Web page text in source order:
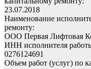
23.07.2018
Наименование
ремонту:
ООО Первая Лифтовая
ИНН исполнителя
0276124691
Объем работ (услуг) по